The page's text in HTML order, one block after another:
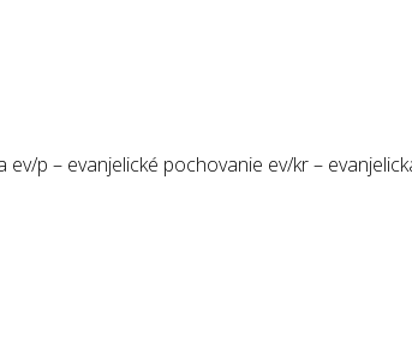
p – evanjelické pochovanie ev/kr –